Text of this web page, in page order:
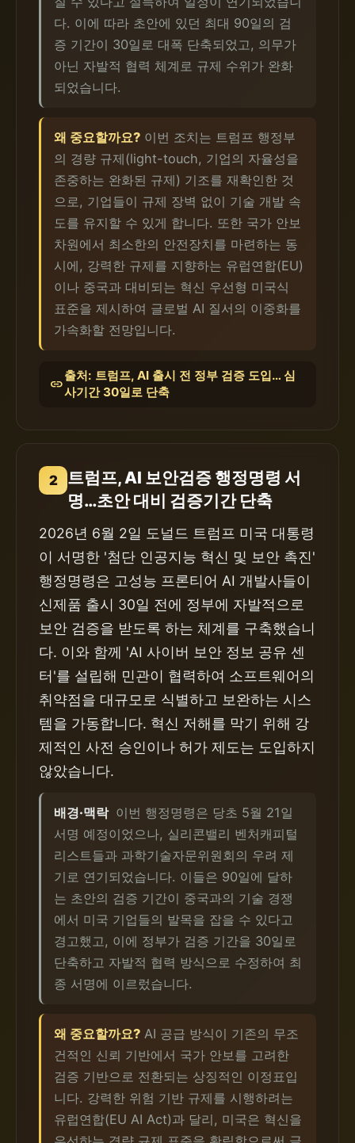
다. 이에 따라 초안에 있던 최대 90일의 검
증 기간이 30일로 대폭 단축되었고, 의무가
아닌 자발적 협력 체계로 규제 수위가 완화
되었습니다.
왜 중요할까요? 이번 조치는 트럼프 행정부
의 경량 규제(light-touch, 기업의 자율성을
존중하는 완화된 규제) 기조를 재확인한 것
으로, 기업들이 규제 장벽 없이 기술 개발 속
도를 유지할 수 있게 합니다. 또한 국가 안보
차원에서 최소한의 안전장치를 마련하는 동
시에, 강력한 규제를 지향하는 유럽연합(EU)
이나 중국과 대비되는 혁신 우선형 미국식
표준을 제시하여 글로벌 AI 질서의 이중화를
가속화할 전망입니다.
link
출처: 트럼프, AI 출시 전 정부 검증 도입… 심
사기간 30일로 단축
2
트럼프, AI 보안검증 행정명령 서
명…초안 대비 검증기간 단축
2026년 6월 2일 도널드 트럼프 미국 대통령
이 서명한 '첨단 인공지능 혁신 및 보안 촉진'
행정명령은 고성능 프론티어 AI 개발사들이
신제품 출시 30일 전에 정부에 자발적으로
보안 검증을 받도록 하는 체계를 구축했습니
다. 이와 함께 'AI 사이버 보안 정보 공유 센
터'를 설립해 민관이 협력하여 소프트웨어의
취약점을 대규모로 식별하고 보완하는 시스
템을 가동합니다. 혁신 저해를 막기 위해 강
제적인 사전 승인이나 허가 제도는 도입하지
않았습니다.
배경·맥락 이번 행정명령은 당초 5월 21일
서명 예정이었으나, 실리콘밸리 벤처캐피털
리스트들과 과학기술자문위원회의 우려 제
기로 연기되었습니다. 이들은 90일에 달하
는 초안의 검증 기간이 중국과의 기술 경쟁
에서 미국 기업들의 발목을 잡을 수 있다고
경고했고, 이에 정부가 검증 기간을 30일로
단축하고 자발적 협력 방식으로 수정하여 최
종 서명에 이르렀습니다.
왜 중요할까요? AI 공급 방식이 기존의 무조
건적인 신뢰 기반에서 국가 안보를 고려한
검증 기반으로 전환되는 상징적인 이정표입
니다. 강력한 위험 기반 규제를 시행하려는
유럽연합(EU AI Act)과 달리, 미국은 혁신을